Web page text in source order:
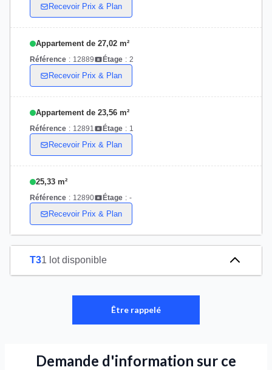
Recevoir Prix & Plan
Appartement de 27,02 m²
Référence : 12889 Étage : 2
Recevoir Prix & Plan
Appartement de 23,56 m²
Référence : 12891 Étage : 1
Recevoir Prix & Plan
25,33 m²
Référence : 12890 Étage : -
Recevoir Prix & Plan
T31 lot disponible
Être rappelé
Demande d'information sur ce